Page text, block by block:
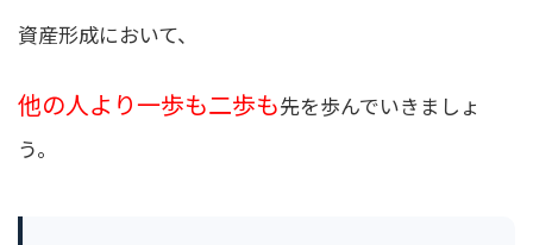
資産形成において、
他の人より一歩も二歩も先を歩んでいきましょ
う。